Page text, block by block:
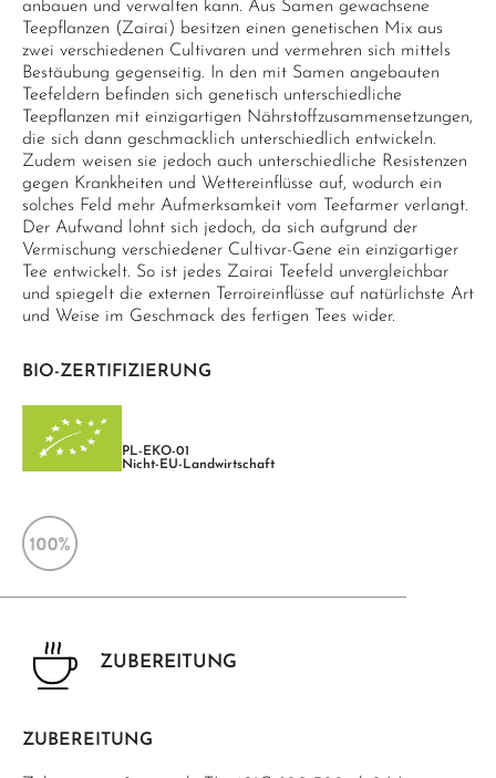
anbauen und verwalten kann. Aus Samen gewachsene
Teepflanzen (Zairai) besitzen einen genetischen Mix aus
zwei verschiedenen Cultivaren und vermehren sich mittels
Bestäubung gegenseitig. In den mit Samen angebauten
Teefeldern befinden sich genetisch unterschiedliche
Teepflanzen mit einzigartigen Nährstoffzusammensetzungen,
die sich dann geschmacklich unterschiedlich entwickeln.
Zudem weisen sie jedoch auch unterschiedliche Resistenzen
gegen Krankheiten und Wettereinflüsse auf, wodurch ein
solches Feld mehr Aufmerksamkeit vom Teefarmer verlangt.
Der Aufwand lohnt sich jedoch, da sich aufgrund der
Vermischung verschiedener Cultivar-Gene ein einzigartiger
Tee entwickelt. So ist jedes Zairai Teefeld unvergleichbar
und spiegelt die externen Terroireinflüsse auf natürlichste Art
und Weise im Geschmack des fertigen Tees wider.
BIO-ZERTIFIZIERUNG
PL-EKO-01
Nicht-EU-Landwirtschaft
ZUBEREITUNG
ZUBEREITUNG